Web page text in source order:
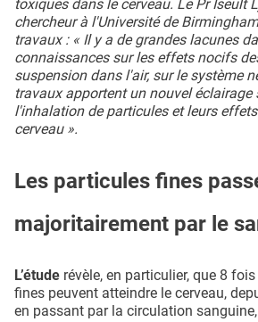
toxiques dans le cerveau. Le Pr Iseult
chercheur à l'Université de
travaux : « Il y a de grandes lacunes
connaissances sur les effets nocifs
suspension dans l'air, sur le système
travaux apportent un nouvel éclairage
l'inhalation de particules et leurs
cerveau ».
Les particules fines
majoritairement par le
L’étude révèle, en particulier, que 8
fines peuvent atteindre le cerveau,
en passant par la circulation